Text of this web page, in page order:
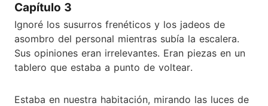
Capítulo 3
Ignoré los susurros frenéticos y los jadeos de
asombro del personal mientras subía la escalera.
Sus opiniones eran irrelevantes. Eran piezas en un
tablero que estaba a punto de voltear.
Estaba en nuestra habitación, mirando las luces de